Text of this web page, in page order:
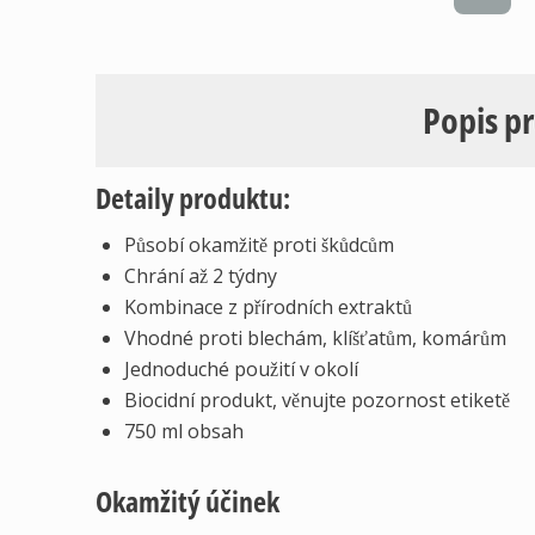
Popis
Detaily produktu:
Působí okamžitě proti škůdcům
Chrání až 2 týdny
Kombinace z přírodních extraktů
Vhodné proti blechám, klíšťatům, komárům
Jednoduché použití v okolí
Biocidní produkt, věnujte pozornost etiketě
750 ml obsah
Okamžitý účinek